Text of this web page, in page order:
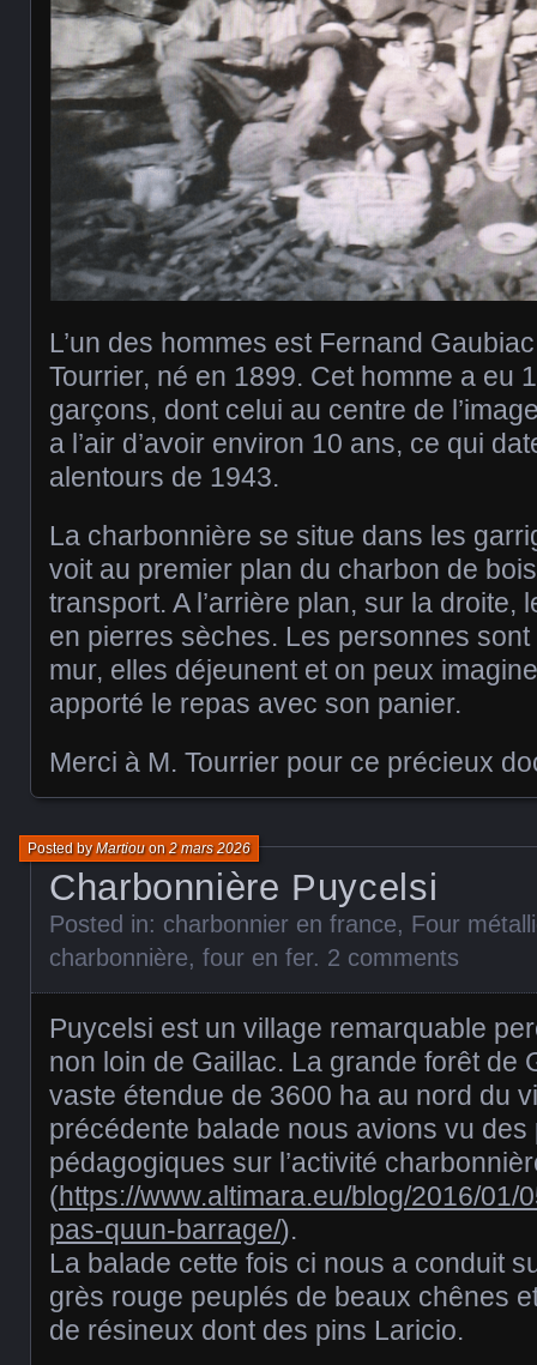
L’un des hommes est Fernand
Tourrier, né en 1899. Cet homme a eu
garçons, dont celui au centre de
a l’air d’avoir environ 10 ans, ce qui
alentours de 1943.
La charbonnière se situe dans les
voit au premier plan du charbon de
transport. A l’arrière plan, sur la droite,
en pierres sèches. Les personnes
mur, elles déjeunent et on peux
apporté le repas avec son panier.
Merci à M. Tourrier pour ce précieux
Charbonnière Puycelsi
Posted byMartiouon2 mars 2026
Posted in: charbonnier en france, Four
charbonnière, four en fer. 2 comments
Puycelsi est un village remarquable
non loin de Gaillac. La grande forêt de
vaste étendue de 3600 ha au nord du
précédente balade nous avions vu des
pédagogiques sur l’activité
(https://www.altimara.eu/blog/2016/01/
pas-quun-barrage/).
La balade cette fois ci nous a conduit
grès rouge peuplés de beaux chênes
de résineux dont des pins Laricio.